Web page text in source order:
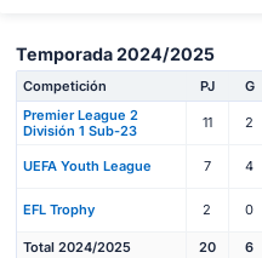
Temporada 2024/2025
Competición PJ G
Premier League 2
División 1 Sub-23
11 2
UEFA Youth League 7 4
EFL Trophy 2 0
Total 2024/2025 20 6